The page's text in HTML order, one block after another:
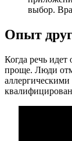
выбор.
Опыт
Когда речь
проще. Люди